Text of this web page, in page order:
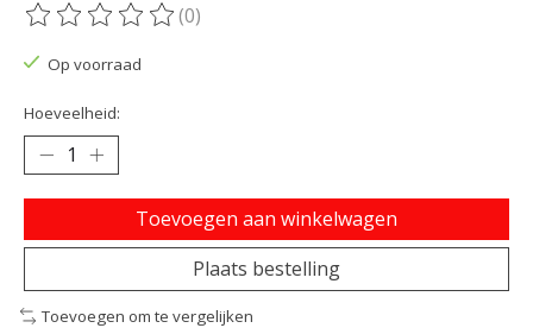
De beoordeling van dit product is
(0)
Op voorraad
Hoeveelheid:
Toevoegen aan winkelwagen
Plaats bestelling
Toevoegen om te vergelijken